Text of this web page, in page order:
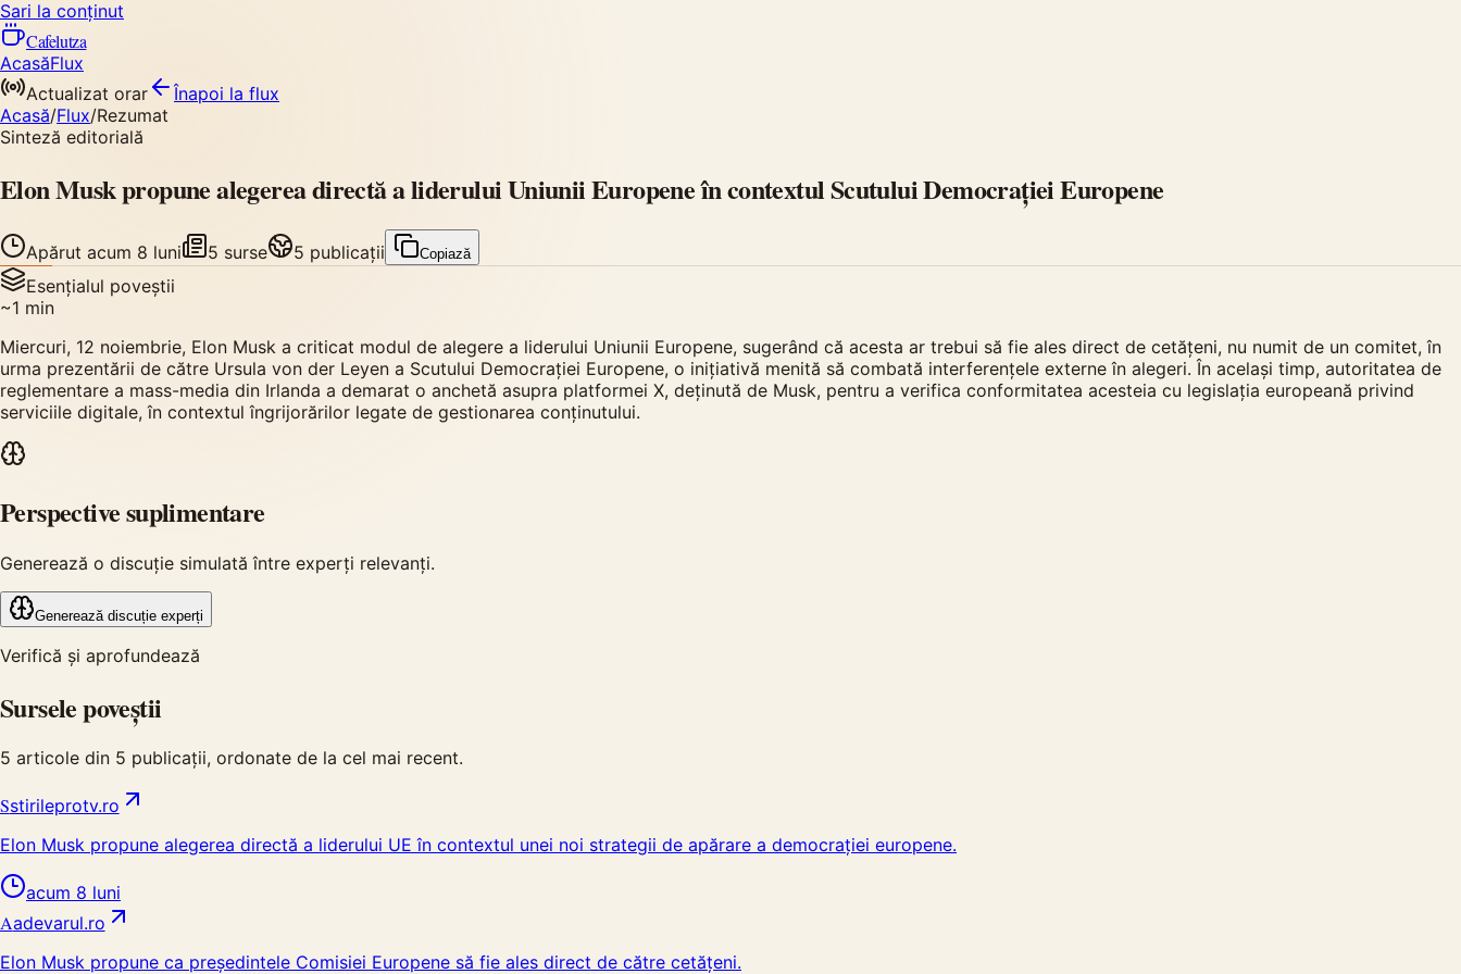
Sari la conținut
Cafelutza
AcasăFlux
Actualizat orar
Înapoi la flux
Acasă/Flux/Rezumat
Sinteză editorială
Elon Musk propune alegerea directă a liderului Uniunii Europene în contextul Scutului Democrației Europene
Apărut acum 8 luni 5 surse 5 publicații Copiază
Esențialul poveștii
~1 min
Miercuri, 12 noiembrie, Elon Musk a criticat modul de alegere a liderului Uniunii Europene, sugerând că acesta ar trebui să fie ales direct de cetățeni, nu numit de un comitet, în
urma prezentării de către Ursula von der Leyen a Scutului Democrației Europene, o inițiativă menită să combată interferențele externe în alegeri. În același timp, autoritatea de
reglementare a mass-media din Irlanda a demarat o anchetă asupra platformei X, deținută de Musk, pentru a verifica conformitatea acesteia cu legislația europeană privind
serviciile digitale, în contextul îngrijorărilor legate de gestionarea conținutului.
Perspective suplimentare
Generează o discuție simulată între experți relevanți.
Generează discuție experți
Verifică și aprofundează
Sursele poveștii
5 articole din 5 publicații, ordonate de la cel mai recent.
Sstirileprotv.ro
Elon Musk propune alegerea directă a liderului UE în contextul unei noi strategii de apărare a democrației europene.
acum 8 luni
Aadevarul.ro
Elon Musk propune ca președintele Comisiei Europene să fie ales direct de către cetățeni.